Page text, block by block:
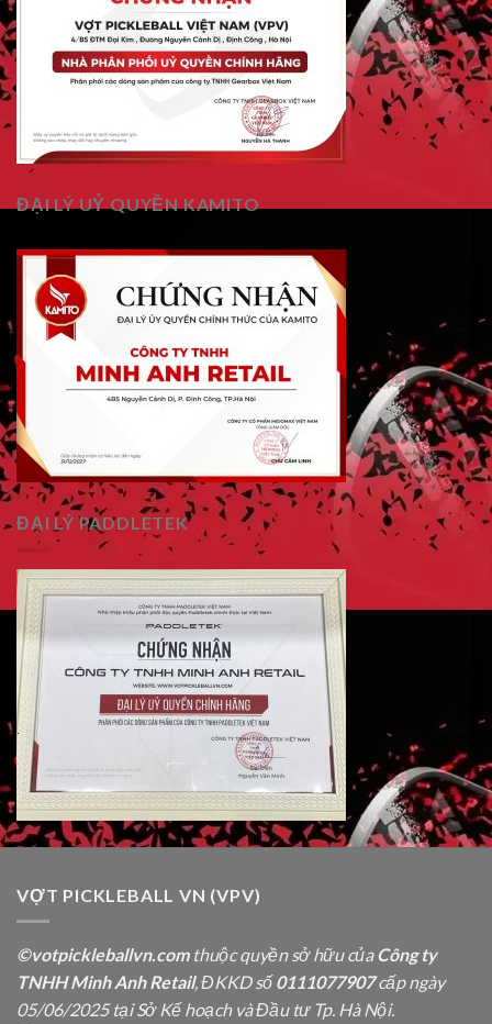
ĐẠI LÝ UỶ QUYỀN KAMITO
ĐẠI LÝ PADDLETEK
VỢT PICKLEBALL VN (VPV)
©votpickleballvn.comthuộc quyền sở hữu củaCông ty
TNHH Minh Anh Retail, ĐKKD số0111077907cấp ngày
05/06/2025 tại Sở Kế hoạch và Đầu tư Tp. Hà Nội.